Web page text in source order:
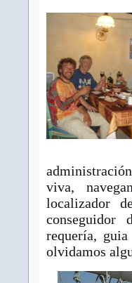
viva,
localizador
conseguidor
requería,
olvidamos